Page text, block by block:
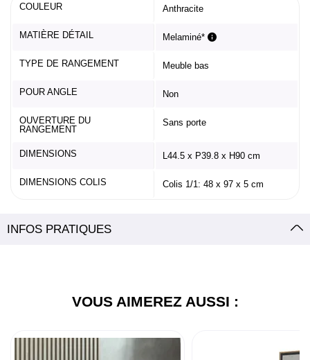
COULEUR Anthracite
MATIÈRE DÉTAIL Melaminé*
TYPE DE RANGEMENT Meuble bas
POUR ANGLE Non
OUVERTURE DU
RANGEMENT
Sans porte
DIMENSIONS L44.5 x P39.8 x H90 cm
DIMENSIONS COLIS Colis 1/1: 48 x 97 x 5 cm
INFOS PRATIQUES
VOUS AIMEREZ AUSSI :